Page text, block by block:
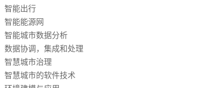
智能出行
智能能源网
智能城市数据分析
数据协调，集成和处理
智慧城市治理
智慧城市的软件技术